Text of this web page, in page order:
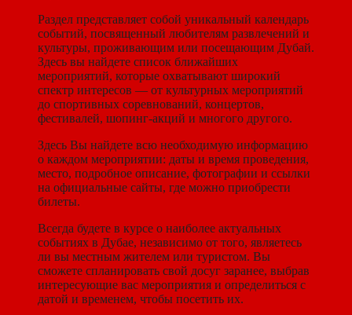
Раздел представляет собой уникальный календарь
событий, посвященный любителям развлечений и
культуры, проживающим или посещающим Дубай.
Здесь вы найдете список ближайших
мероприятий, которые охватывают широкий
спектр интересов — от культурных мероприятий
до спортивных соревнований, концертов,
фестивалей, шопинг-акций и многого другого.
Здесь Вы найдете всю необходимую информацию
о каждом мероприятии: даты и время проведения,
место, подробное описание, фотографии и ссылки
на официальные сайты, где можно приобрести
билеты.
Всегда будете в курсе о наиболее актуальных
событиях в Дубае, независимо от того, являетесь
ли вы местным жителем или туристом. Вы
сможете спланировать свой досуг заранее, выбрав
интересующие вас мероприятия и определиться с
датой и временем, чтобы посетить их.